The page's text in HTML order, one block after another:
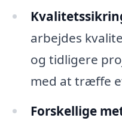
arbejdes
og tidligere
med at træffe
Forskellige